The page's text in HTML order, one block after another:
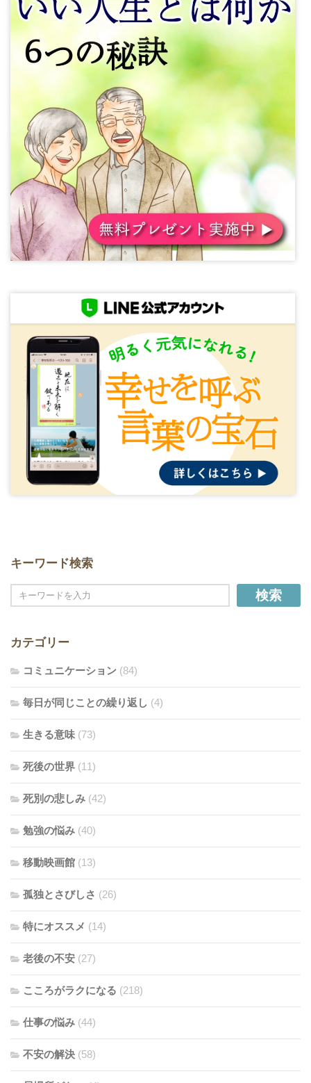
キーワード検索
検索
カテゴリー
コミュニケーション (84)
毎日が同じことの繰り返し (4)
生きる意味 (73)
死後の世界 (11)
死別の悲しみ (42)
勉強の悩み (40)
移動映画館 (13)
孤独とさびしさ (26)
特にオススメ (14)
老後の不安 (27)
こころがラクになる (218)
仕事の悩み (44)
不安の解決 (58)